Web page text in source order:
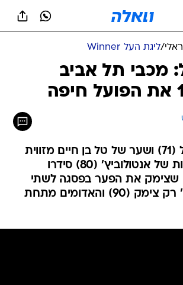
/ליגת העל Winner
מכבי תל אביב
ערן זהבי בפנדל (71) ושער של טל בן חיים מזווית
קשה אחרי טעות של אנטולוביץ' (80) סידרו
שצימק את הפער בפסגה לשתי
נקודות. קוראץ' רק צימק (90) והאדומים מתחת